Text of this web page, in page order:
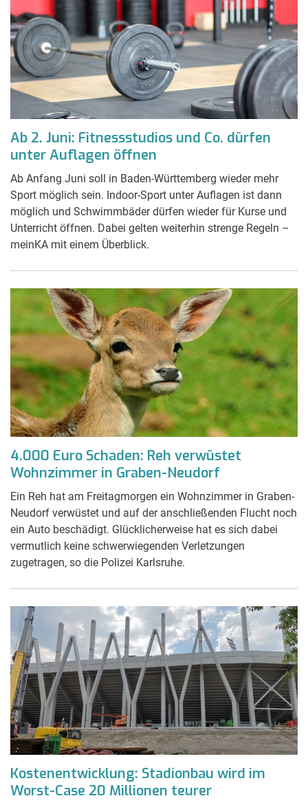
Ab 2. Juni: Fitnessstudios und Co. dürfen
unter Auflagen öffnen
Ab Anfang Juni soll in Baden-Württemberg wieder mehr
Sport möglich sein. Indoor-Sport unter Auflagen ist dann
möglich und Schwimmbäder dürfen wieder für Kurse und
Unterricht öffnen. Dabei gelten weiterhin strenge Regeln –
meinKA mit einem Überblick.
4.000 Euro Schaden: Reh verwüstet
Wohnzimmer in Graben-Neudorf
Ein Reh hat am Freitagmorgen ein Wohnzimmer in Graben-
Neudorf verwüstet und auf der anschließenden Flucht noch
ein Auto beschädigt. Glücklicherweise hat es sich dabei
vermutlich keine schwerwiegenden Verletzungen
zugetragen, so die Polizei Karlsruhe.
Kostenentwicklung: Stadionbau wird im
Worst-Case 20 Millionen teurer